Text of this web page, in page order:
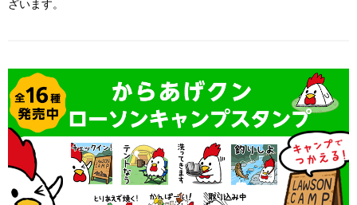
ざいます。